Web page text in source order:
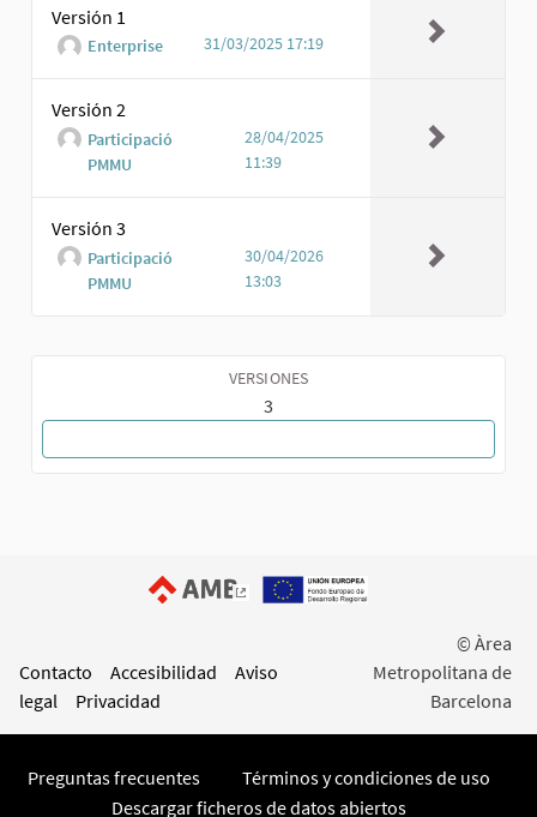
Versión 1
Enterprise 31/03/2025 17:19
Versión 2
Participació
PMMU
28/04/2025
11:39
Versión 3
Participació
PMMU
30/04/2026
13:03
VERSIONES
3
(Enlace externo)
Contacto Accesibilidad
Aviso
legal
Privacidad
© Àrea
Metropolitana de
Barcelona
Preguntas frecuentes
Términos y condiciones de uso
Descargar ficheros de datos abiertos